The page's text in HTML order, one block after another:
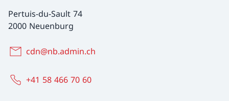
Pertuis-du-Sault 74
2000 Neuenburg
cdn@nb.admin.ch
+41 58 466 70 60